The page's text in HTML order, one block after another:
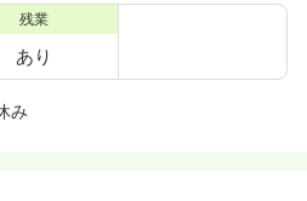
残業
あり
み